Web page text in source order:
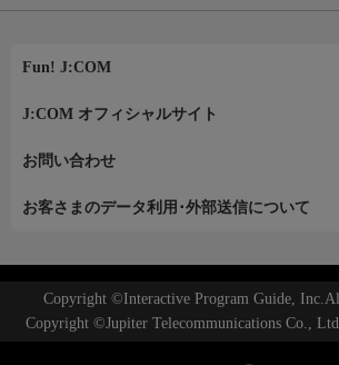
Fun! J:COM
J:COM オフィシャルサイト
お問い合わせ
お客さまのデータ利用･外部送信について
Copyright ©Interactive Program Guide,
Copyright ©Jupiter Telecommunications Co.,